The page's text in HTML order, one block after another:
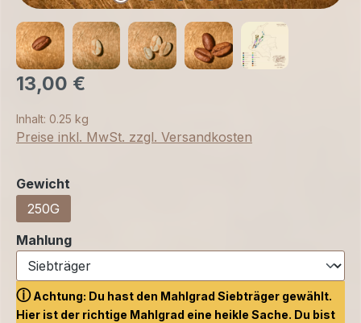
13,00 €
Inhalt: 0.25 kg
Preise inkl. MwSt. zzgl. Versandkosten
Gewicht
250G
Mahlungauswählen
ⓘAchtung: Du hast den Mahlgrad Siebträger gewählt.
Hier ist der richtige Mahlgrad eine heikle Sache. Du bist